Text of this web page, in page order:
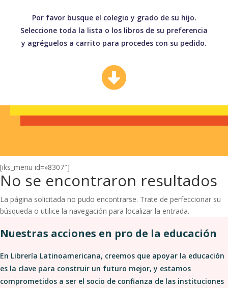
Por favor busque el colegio y grado de su hijo.
Seleccione toda la lista o los libros de su preferencia
y agréguelos a carrito para procedes con su pedido.

[iks_menu id=»8307″]
No se encontraron resultados
La página solicitada no pudo encontrarse. Trate de perfeccionar su
búsqueda o utilice la navegación para localizar la entrada.
Nuestras acciones en pro de la educación
En Librería Latinoamericana, creemos que apoyar la educación
es la clave para construir un futuro mejor, y estamos
comprometidos a ser el socio de confianza de las instituciones